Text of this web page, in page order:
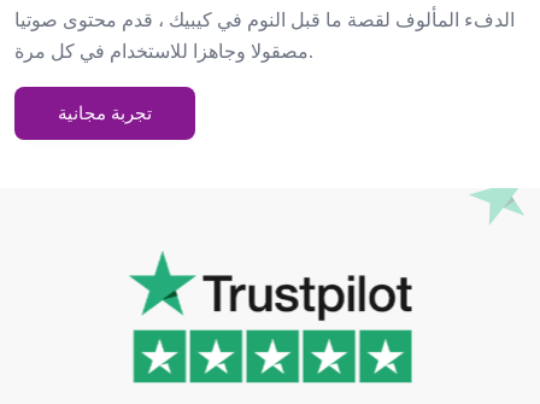
الدفء المألوف لقصة ما قبل النوم في كيبيك ، قدم محتوى صوتيا
مصقولا وجاهزا للاستخدام في كل مرة.
تجربة مجانية